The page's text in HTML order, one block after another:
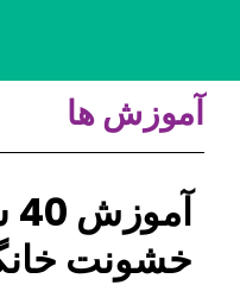
آموزش 40 ساعته مدافع